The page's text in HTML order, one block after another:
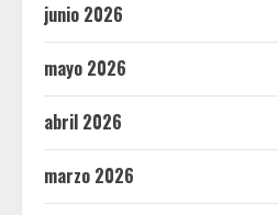
junio 2026
mayo 2026
abril 2026
marzo 2026